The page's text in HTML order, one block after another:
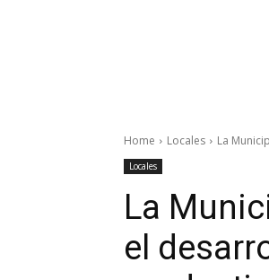
Home Locales La
Locales
La
el